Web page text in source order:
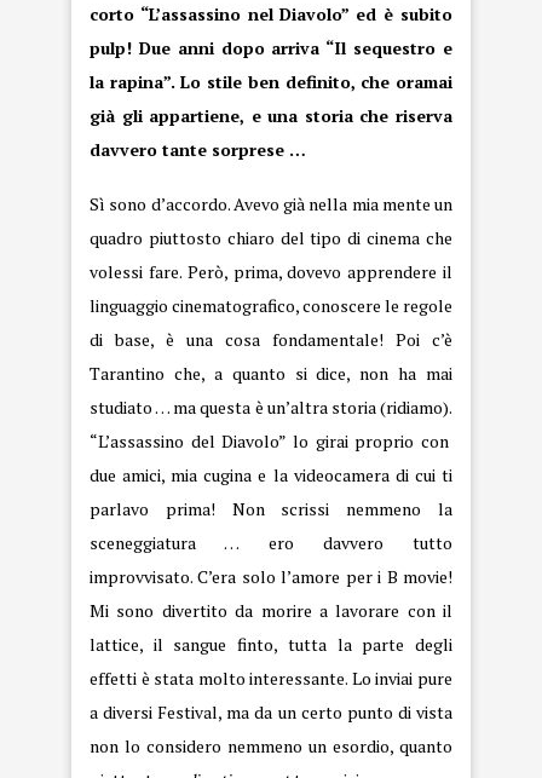
corto “L’assassino nel Diavolo” ed è subito
pulp! Due anni dopo arriva “Il sequestro e
la rapina”. Lo stile ben definito, che oramai
già gli appartiene, e una storia che riserva
davvero tante sorprese …
Sì sono d’accordo. Avevo già nella mia mente un
quadro piuttosto chiaro del tipo di cinema che
volessi fare. Però, prima, dovevo apprendere il
linguaggio cinematografico, conoscere le regole
di base, è una cosa fondamentale! Poi c’è
Tarantino che, a quanto si dice, non ha mai
studiato … ma questa è un’altra storia (ridiamo).
“L’assassino del Diavolo” lo girai proprio con
due amici, mia cugina e la videocamera di cui ti
parlavo prima! Non scrissi nemmeno la
sceneggiatura … ero davvero tutto
improvvisato. C’era solo l’amore per i B movie!
Mi sono divertito da morire a lavorare con il
lattice, il sangue finto, tutta la parte degli
effetti è stata molto interessante. Lo inviai pure
a diversi Festival, ma da un certo punto di vista
non lo considero nemmeno un esordio, quanto